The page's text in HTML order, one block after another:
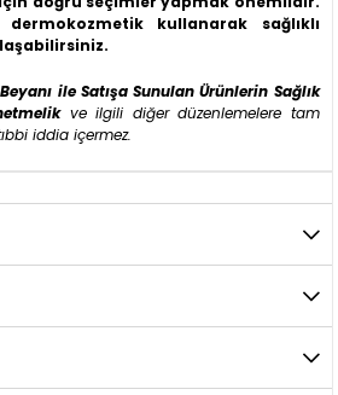
kullanarak sağlıklı
ile Satışa Sunulan Ürünlerin Sağlık
ve ilgili diğer düzenlemelere tam
iddia içermez.